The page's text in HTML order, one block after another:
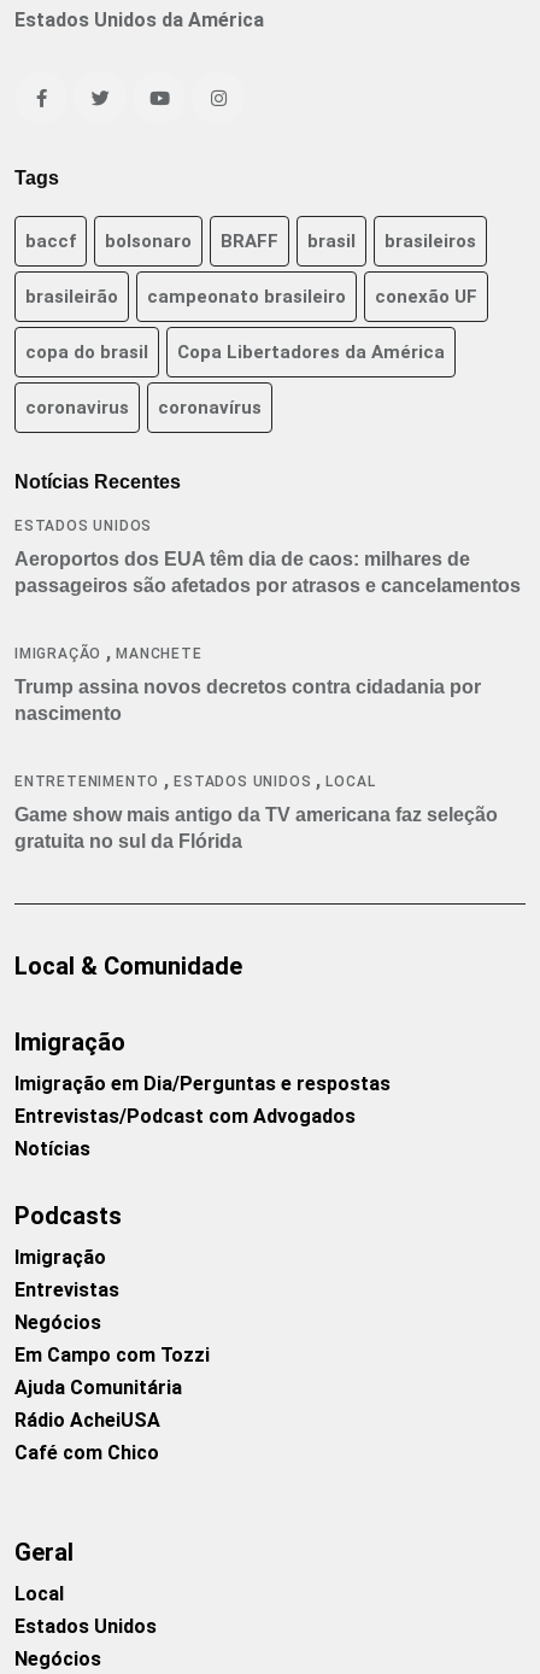
Estados Unidos da América
Tags
baccf bolsonaro BRAFF brasil brasileiros
brasileirão campeonato brasileiro conexão UF
copa do brasil Copa Libertadores da América
coronavirus coronavírus
Notícias Recentes
ESTADOS UNIDOS
Aeroportos dos EUA têm dia de caos: milhares de
passageiros são afetados por atrasos e cancelamentos
IMIGRAÇÃO ,MANCHETE
Trump assina novos decretos contra cidadania por
nascimento
ENTRETENIMENTO ,ESTADOS UNIDOS ,LOCAL
Game show mais antigo da TV americana faz seleção
gratuita no sul da Flórida
Local & Comunidade
Imigração
Imigração em Dia/Perguntas e respostas
Entrevistas/Podcast com Advogados
Notícias
Podcasts
Imigração
Entrevistas
Negócios
Em Campo com Tozzi
Ajuda Comunitária
Rádio AcheiUSA
Café com Chico
Geral
Local
Estados Unidos
Negócios